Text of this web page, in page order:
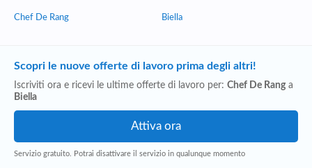
Chef De Rang Biella
Scopri le nuove offerte di lavoro prima degli altri!
Iscriviti ora e ricevi le ultime offerte di lavoro per: Chef De Ranga
Biella
Servizio gratuito. Potrai disattivare il servizio in qualunque momento